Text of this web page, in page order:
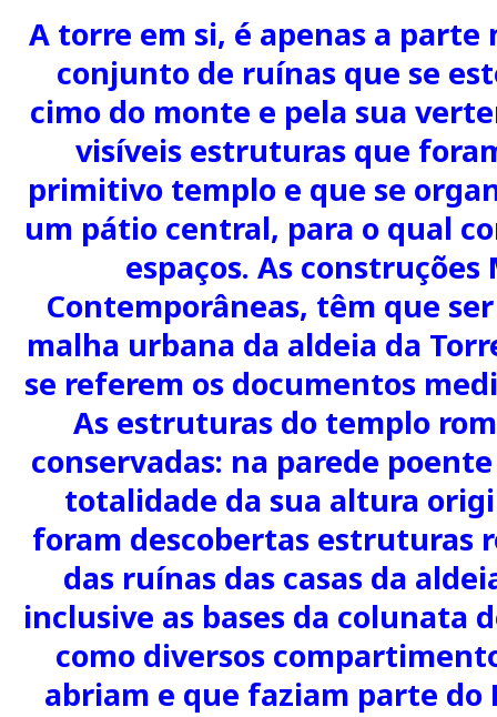
A torre em si, é apenas a parte
conjunto de ruínas que se
cimo do monte e pela sua
visíveis estruturas que
primitivo templo e que se
um pátio central, para o qual
espaços. As construções
Contemporâneas, têm que
malha urbana da aldeia da
se referem os documentos
As estruturas do templo
conservadas: na parede
totalidade da sua altura
foram descobertas estruturas
das ruínas das casas da
inclusive as bases da colunata
como diversos
abriam e que faziam parte do